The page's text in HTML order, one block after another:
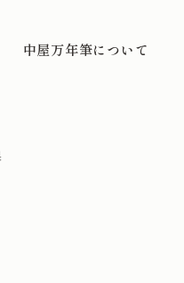
中屋万年筆について